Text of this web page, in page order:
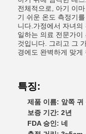
전체적으로, 아기 이
기 쉬운 온도 측정기
니다.가정에서 자녀의
일하는 의료 전문가이
것입니다. 그리고 그
경에도 완벽하게 맞게
특징:
제품 이름: 앞쪽 귀
보증 기간: 2년
FDA 승인: 네